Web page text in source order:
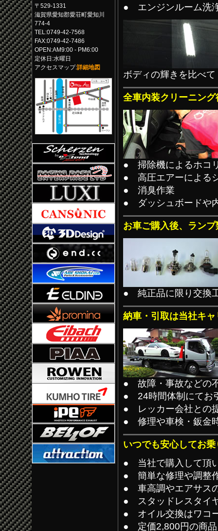
〒529-1331
滋賀県愛知郡愛荘町愛知川
774-4
TEL:0749-42-7568
FAX:0749-42-7486
OPEN:AM9:00 - PM6:00
定休日:水曜日
アクセスマップ:詳細地図
● エンジンルーム洗
ボディの輝きを比べ
全車内装クリーニン
● 掃除機によるホコ
● 高圧エアーによる
● 消臭作業
● ダッシュボードや
お車ご購入後、ラン
● 純正品に限り交換
納車・引取は当社キ
● 故障・事故などの
● 24時間体制にてお
● レッカー会社との
● 修理や車検・鈑金
いつでも安心してお
● 当社で購入して頂
● 簡単な修理や調整
● 車高調やエアサス
● スタッドレスタイ
● オイル交換はワコ
● 定価2,800円の商品